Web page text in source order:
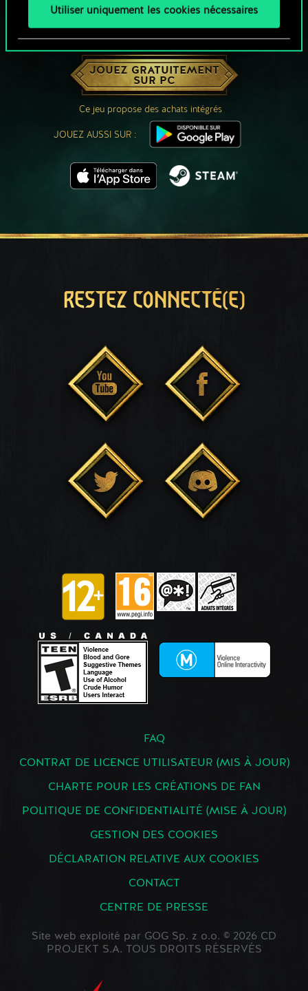
Utiliser uniquement les cookies nécessaires
UNE PETITE PARTIE DE GWENT ?
JOUEZ GRATUITEMENT
SUR PC
Ce jeu propose des achats intégrés
JOUEZ AUSSI SUR :
RESTEZ CONNECTÉ(E)
FAQ
CONTRAT DE LICENCE UTILISATEUR (MIS À JOUR)
CHARTE POUR LES CRÉATIONS DE FAN
POLITIQUE DE CONFIDENTIALITÉ (MISE À JOUR)
GESTION DES COOKIES
DÉCLARATION RELATIVE AUX COOKIES
CONTACT
CENTRE DE PRESSE
Site web exploité par GOG Sp. z o.o. © 2026 CD
PROJEKT S.A. TOUS DROITS RÉSERVÉS